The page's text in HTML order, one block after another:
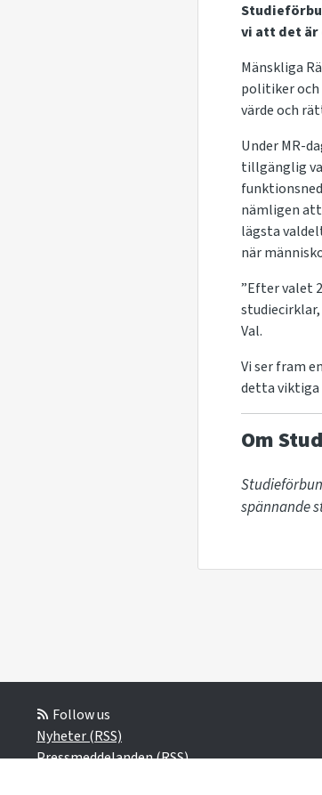
vi att det är
Mänskliga
politiker och
värde och
Under MR-
tillgänglig
nämligen
lägsta
när
”Efter valet
Val.
Vi ser fram
detta viktiga
Om
spännande
Follow us
Nyheter (RSS)
Pressmeddelanden (RSS)